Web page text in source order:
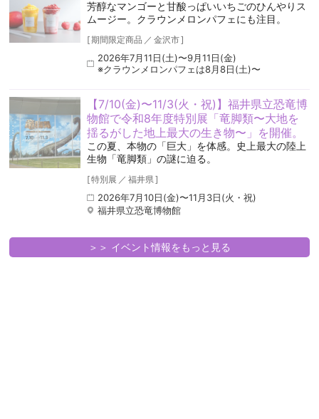
芳醇なマンゴーと甘酸っぱいいちごのひんやりス
ムージー。クラウンメロンパフェにも注目。
[期間限定商品 ／ 金沢市]
2026年7月11日(土)〜9月11日(金)
※クラウンメロンパフェは8月8日(土)〜
【7/10(金)〜11/3(火・祝)】福井県立恐竜博
物館で令和8年度特別展「竜脚類〜大地を
揺るがした地上最大の生き物〜」を開催。
この夏、本物の「巨大」を体感。史上最大の陸上
生物「竜脚類」の謎に迫る。
[特別展 ／ 福井県 ]
2026年7月10日(金)〜11月3日(火・祝)
福井県立恐竜博物館
＞＞ イベント情報をもっと見る